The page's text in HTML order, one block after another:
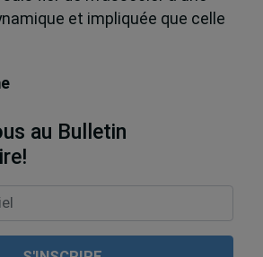
et impliquée que celle
au Bulletin